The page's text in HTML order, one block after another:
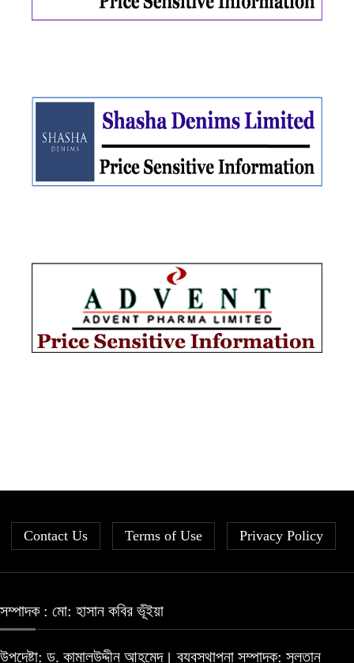
Contact Us Terms of Use Privacy Policy
সম্পাদক : মো: হাসান কবির ভূঁইয়া
উপদেষ্টা: ড. কামালউদ্দীন আহমেদ। ব্যবস্থাপনা সম্পাদক: সুলতান